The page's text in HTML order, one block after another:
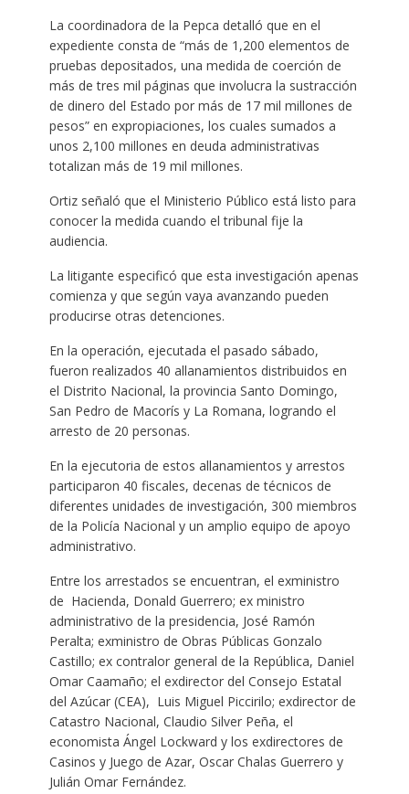
La coordinadora de la Pepca detalló que en el
expediente consta de “más de 1,200 elementos de
pruebas depositados, una medida de coerción de
más de tres mil páginas que involucra la sustracción
de dinero del Estado por más de 17 mil millones de
pesos” en expropiaciones, los cuales sumados a
unos 2,100 millones en deuda administrativas
totalizan más de 19 mil millones.
Ortiz señaló que el Ministerio Público está listo para
conocer la medida cuando el tribunal fije la
audiencia.
La litigante especificó que esta investigación apenas
comienza y que según vaya avanzando pueden
producirse otras detenciones.
En la operación, ejecutada el pasado sábado,
fueron realizados 40 allanamientos distribuidos en
el Distrito Nacional, la provincia Santo Domingo,
San Pedro de Macorís y La Romana, logrando el
arresto de 20 personas.
En la ejecutoria de estos allanamientos y arrestos
participaron 40 fiscales, decenas de técnicos de
diferentes unidades de investigación, 300 miembros
de la Policía Nacional y un amplio equipo de apoyo
administrativo.
Entre los arrestados se encuentran, el exministro
de Hacienda, Donald Guerrero; ex ministro
administrativo de la presidencia, José Ramón
Peralta; exministro de Obras Públicas Gonzalo
Castillo; ex contralor general de la República, Daniel
Omar Caamaño; el exdirector del Consejo Estatal
del Azúcar (CEA), Luis Miguel Piccirilo; exdirector de
Catastro Nacional, Claudio Silver Peña, el
economista Ángel Lockward y los exdirectores de
Casinos y Juego de Azar, Oscar Chalas Guerrero y
Julián Omar Fernández.